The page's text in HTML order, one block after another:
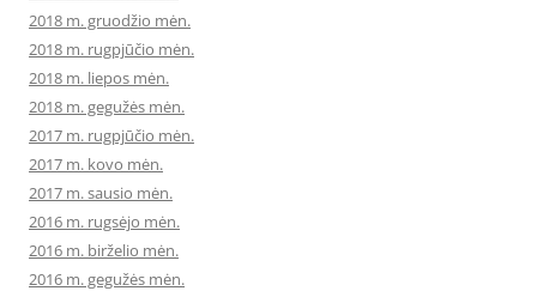
2018 m. gruodžio mėn.
2018 m. rugpjūčio mėn.
2018 m. liepos mėn.
2018 m. gegužės mėn.
2017 m. rugpjūčio mėn.
2017 m. kovo mėn.
2017 m. sausio mėn.
2016 m. rugsėjo mėn.
2016 m. birželio mėn.
2016 m. gegužės mėn.